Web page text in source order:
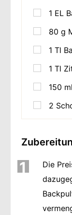
1 EL
80 g
1 Tl
1 Tl
150 ml
2
1
Die